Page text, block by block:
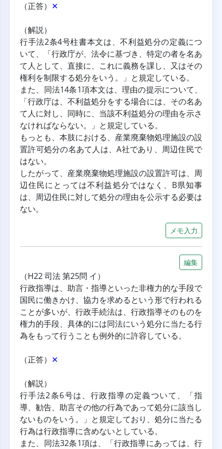
（正答） ✕
（解説）
行手法2条4号柱書本文は、不利益処分の定義につ
いて、「行政庁が、法令に基づき、特定の者を名あ
て人として、直接に、これに義務を課し、又はその
権利を制限する処分をいう。」と規定している。
また、同法14条1項本文は、理由の提示について、
「行政庁は、不利益処分をする場合には、その名あ
て人に対し、同時に、当該不利益処分の理由を示さ
なければならない。」と規定している。
もっとも、本肢における、産業廃棄物処理施設の設
置許可処分の名あて人は、A社であり、周辺住民で
はない。
したがって、産業廃棄物処理施設の設置許可は、周
辺住民にとっては不利益処分ではなく、B県知事
は、周辺住民に対して処分の理由を公示する必要は
ない。
メモ入力
編集
（H22 司法 第25問 イ）
行政指導は、助言・指導といった非権力的な手段で
国民に働きかけ、協力を求めるという形で行われる
ことが多いが、行政手続法は、行政指導そのものを
権力的手段、具体的には同法にいう処分に当たる行
為をもって行うことも例外的に許容している。
（正答） ✕
（解説）
行手法2条6号は、行政指導の定義ついて、「指
導、勧告、助言その他の行為であって処分に該当し
ないものをいう。」と規定しており、処分に当たる
行為は行政指導に含めないとしている。
また、同法32条1項は、「行政指導にあっては、行